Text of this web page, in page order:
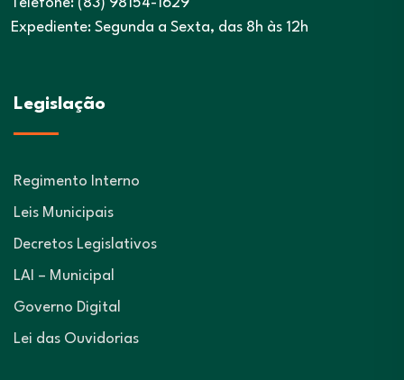
Telefone: (83) 98154-1629
Expediente: Segunda a Sexta, das 8h às 12h
Legislação
Regimento Interno
Leis Municipais
Decretos Legislativos
LAI – Municipal
Governo Digital
Lei das Ouvidorias